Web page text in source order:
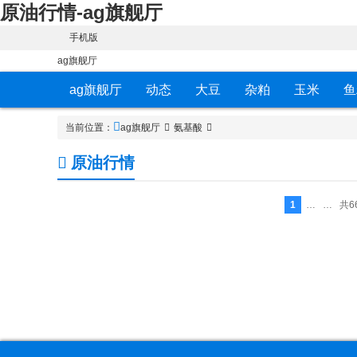
原油行情-ag旗舰厅
手机版
ag旗舰厅
ag旗舰厅 动态 大豆 杂粕 玉米
当前位置： ag旗舰厅 氨基酸
原油行情
1 … … 共